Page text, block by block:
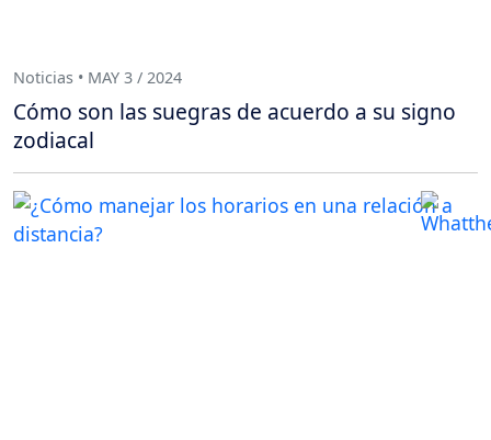
Noticias • MAY 3 / 2024
Cómo son las suegras de acuerdo a su signo
zodiacal